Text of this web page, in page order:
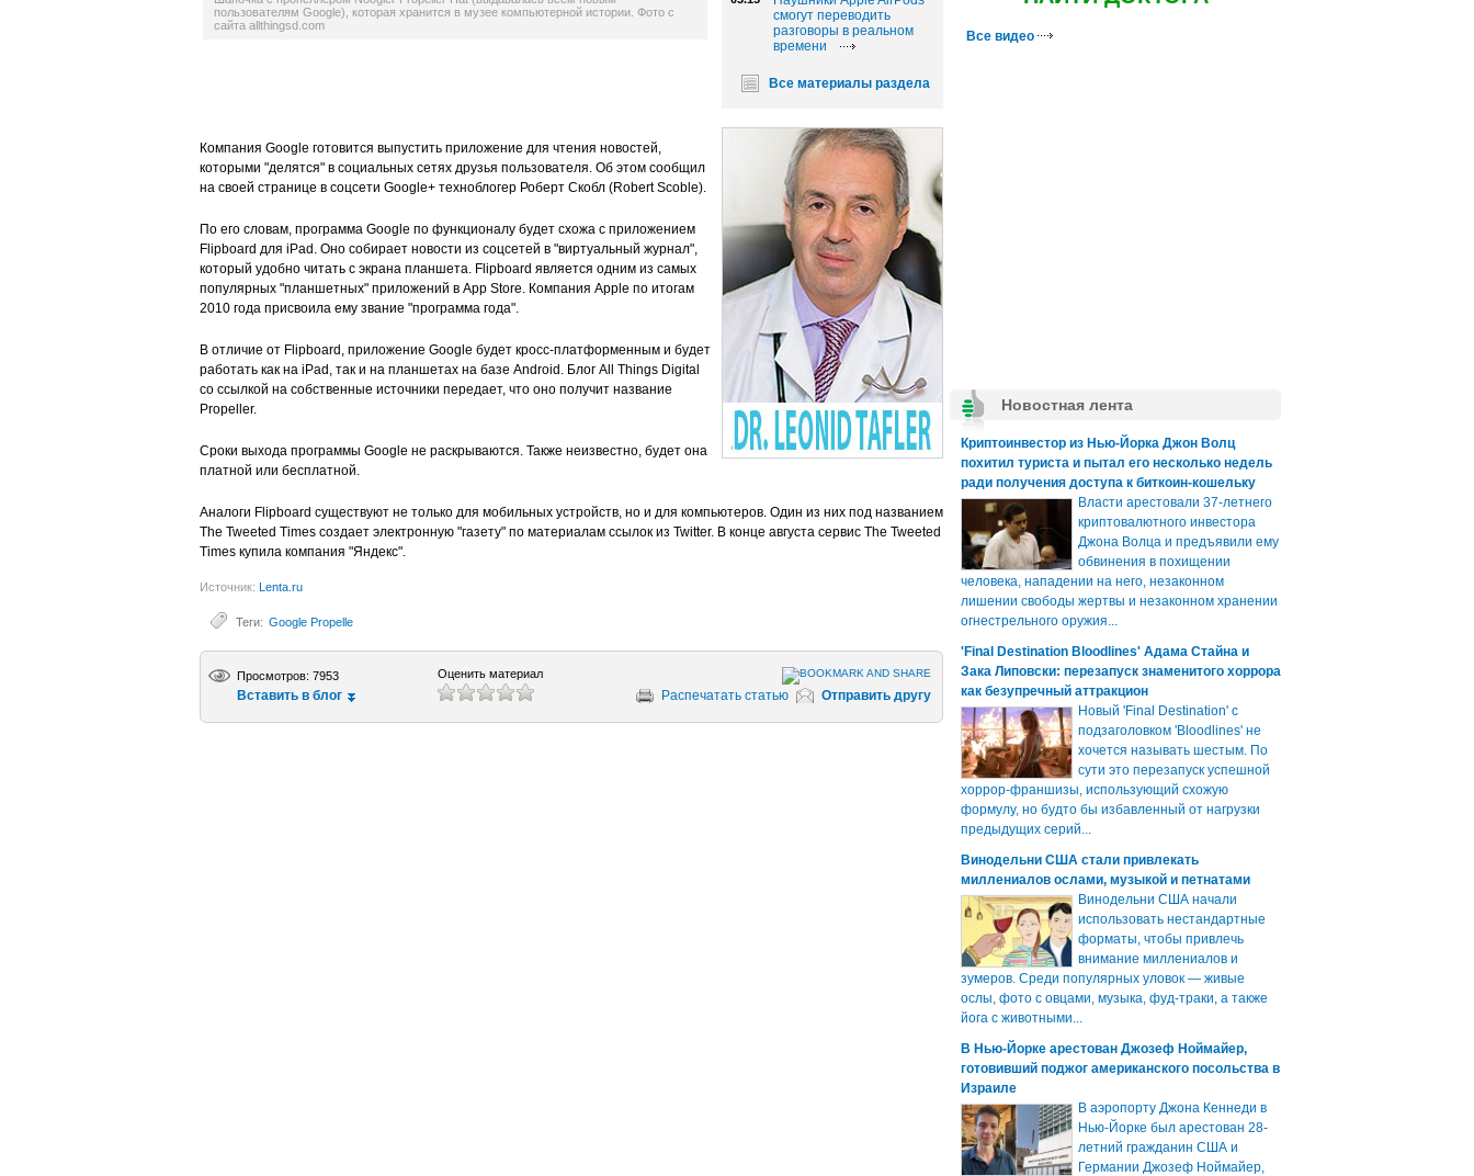
смогут переводить
разговоры в реальном
времени
Все материалы раздела
пользователям Google), которая хранится в музее компьютерной истории. Фото с
сайта allthingsd.com
Компания Google готовится выпустить приложение для чтения новостей,
которыми "делятся" в социальных сетях друзья пользователя. Об этом сообщил
на своей странице в соцсети Google+ техноблогер Роберт Скобл (Robert Scoble).
По его словам, программа Google по функционалу будет схожа с приложением
Flipboard для iPad. Оно собирает новости из соцсетей в "виртуальный журнал",
который удобно читать с экрана планшета. Flipboard является одним из самых
популярных "планшетных" приложений в App Store. Компания Apple по итогам
2010 года присвоила ему звание "программа года".
В отличие от Flipboard, приложение Google будет кросс-платформенным и будет
работать как на iPad, так и на планшетах на базе Android. Блог All Things Digital
со ссылкой на собственные источники передает, что оно получит название
Propeller.
Сроки выхода программы Google не раскрываются. Также неизвестно, будет она
платной или бесплатной.
Аналоги Flipboard существуют не только для мобильных устройств, но и для компьютеров. Один из них под названием
The Tweeted Times создает электронную "газету" по материалам ссылок из Twitter. В конце августа сервис The Tweeted
Times купила компания "Яндекс".
Источник: Lenta.ru
Теги: Google Propelle
Просмотров: 7953
Вставить в блог
Оценить материал
Распечатать статью Отправить другу
Все видео
Новостная лента
Криптоинвестор из Нью-Йорка Джон Волц
похитил туриста и пытал его несколько недель
ради получения доступа к биткоин-кошельку
Власти арестовали 37-летнего
криптовалютного инвестора
Джона Волца и предъявили ему
обвинения в похищении
человека, нападении на него, незаконном
лишении свободы жертвы и незаконном хранении
огнестрельного оружия...
'Final Destination Bloodlines' Адама Стайна и
Зака Липовски: перезапуск знаменитого хоррора
как безупречный аттракцион
Новый 'Final Destination' с
подзаголовком 'Bloodlines' не
хочется называть шестым. По
сути это перезапуск успешной
хоррор-франшизы, использующий схожую
формулу, но будто бы избавленный от нагрузки
предыдущих серий...
Винодельни США стали привлекать
миллениалов ослами, музыкой и петнатами
Винодельни США начали
использовать нестандартные
форматы, чтобы привлечь
внимание миллениалов и
зумеров. Среди популярных уловок — живые
ослы, фото с овцами, музыка, фуд-траки, а также
йога с животными...
В Нью-Йорке арестован Джозеф Ноймайер,
готовивший поджог американского посольства в
Израиле
В аэропорту Джона Кеннеди в
Нью-Йорке был арестован 28-
летний гражданин США и
Германии Джозеф Ноймайер,